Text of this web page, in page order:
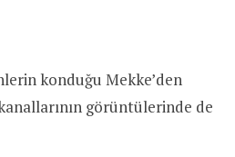
konduğu Mekke’den
görüntülerinde de